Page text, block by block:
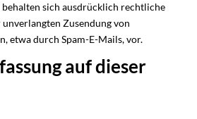
sich ausdrücklich rechtliche
Zusendung von
etwa durch Spam-E-Mails, vor.
auf dieser